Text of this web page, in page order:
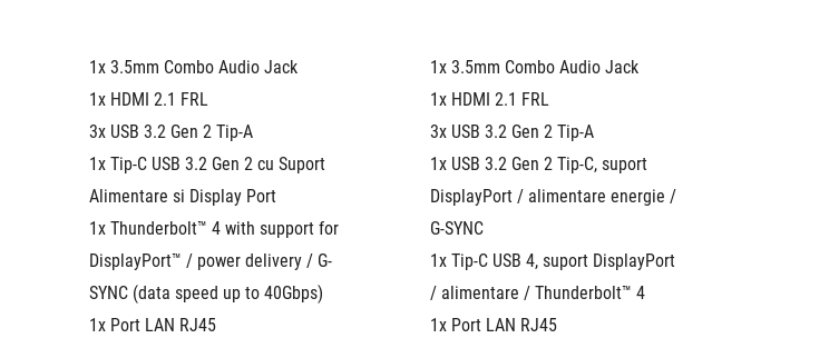
1x 3.5mm Combo Audio Jack
1x HDMI 2.1 FRL
3x USB 3.2 Gen 2 Tip-A
1x Tip-C USB 3.2 Gen 2 cu Suport
Alimentare si Display Port
1x Thunderbolt™ 4 with support for
DisplayPort™ / power delivery / G-
SYNC (data speed up to 40Gbps)
1x Port LAN RJ45
1x 3.5mm Combo Audio Jack
1x HDMI 2.1 FRL
3x USB 3.2 Gen 2 Tip-A
1x USB 3.2 Gen 2 Tip-C, suport
DisplayPort / alimentare energie /
G-SYNC
1x Tip-C USB 4, suport DisplayPort
/ alimentare / Thunderbolt™ 4
1x Port LAN RJ45